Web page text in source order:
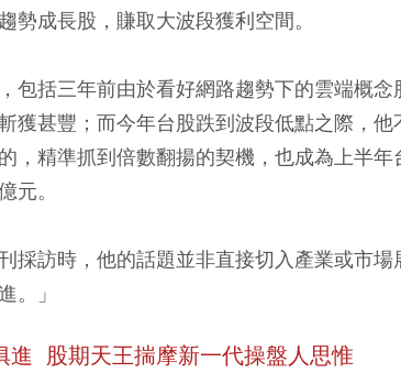
勢成長股，賺取大波段獲利空間。
包括三年前由於看好網路趨勢下的雲端概
獲甚豐；而今年台股跌到波段低點之際，
，精準抓到倍數翻揚的契機，也成為上半
元。
採訪時，他的話題並非直接切入產業或市
。」
進 股期天王揣摩新一代操盤人思惟